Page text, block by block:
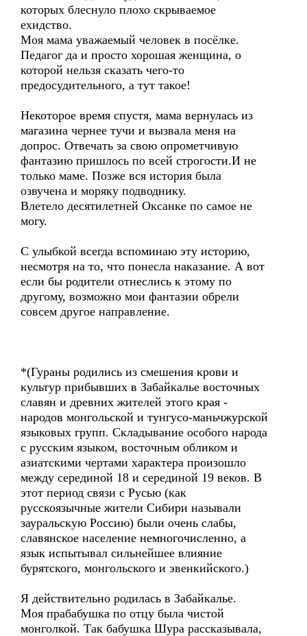
которых блеснуло плохо скрываемое
ехидство.
Моя мама уважаемый человек в посёлке.
Педагог да и просто хорошая женщина, о
которой нельзя сказать чего-то
предосудительного, а тут такое!
Некоторое время спустя, мама вернулась из
магазина чернее тучи и вызвала меня на
допрос. Отвечать за свою опрометчивую
фантазию пришлось по всей строгости.И не
только маме. Позже вся история была
озвучена и моряку подводнику.
Влетело десятилетней Оксанке по самое не
могу.
С улыбкой всегда вспоминаю эту историю,
несмотря на то, что понесла наказание. А вот
если бы родители отнеслись к этому по
другому, возможно мои фантазии обрели
совсем другое направление.
*(Гураны родились из смешения крови и
культур прибывших в Забайкалье восточных
славян и древних жителей этого края -
народов монгольской и тунгусо-маньчжурской
языковых групп. Складывание особого народа
с русским языком, восточным обликом и
азиатскими чертами характера произошло
между серединой 18 и серединой 19 веков. В
этот период связи с Русью (как
русскоязычные жители Сибири называли
зауральскую Россию) были очень слабы,
славянское население немногочисленно, а
язык испытывал сильнейшее влияние
бурятского, монгольского и эвенкийского.)
Я действительно родилась в Забайкалье.
Моя прабабушка по отцу была чистой
монголкой. Так бабушка Шура рассказывала,